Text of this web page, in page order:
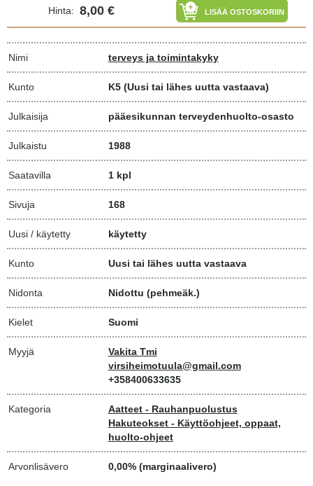
Hinta: 8,00 € LISÄÄ OSTOSKORIIN
Nimi terveys ja toimintakyky
Kunto K5 (Uusi tai lähes uutta vastaava)
Julkaisija pääesikunnan terveydenhuolto-osasto
Julkaistu 1988
Saatavilla 1 kpl
Sivuja 168
Uusi / käytetty käytetty
Kunto Uusi tai lähes uutta vastaava
Nidonta Nidottu (pehmeäk.)
Kielet Suomi
Myyjä
Vakita Tmi
virsiheimotuula@gmail.com
+358400633635
Kategoria
Aatteet - Rauhanpuolustus
Hakuteokset - Käyttöohjeet, oppaat,
huolto-ohjeet
Arvonlisävero 0,00% (marginaalivero)